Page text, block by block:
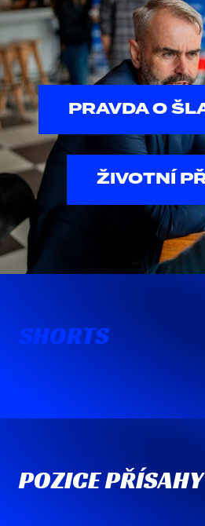
PRAVDA O
ŽIVOTNÍ
SHORTS
POZICE PŘÍSAHY